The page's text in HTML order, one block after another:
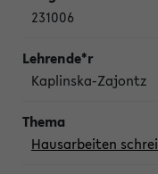
231006
Kaplinska-Zajontz
Hausarbeiten